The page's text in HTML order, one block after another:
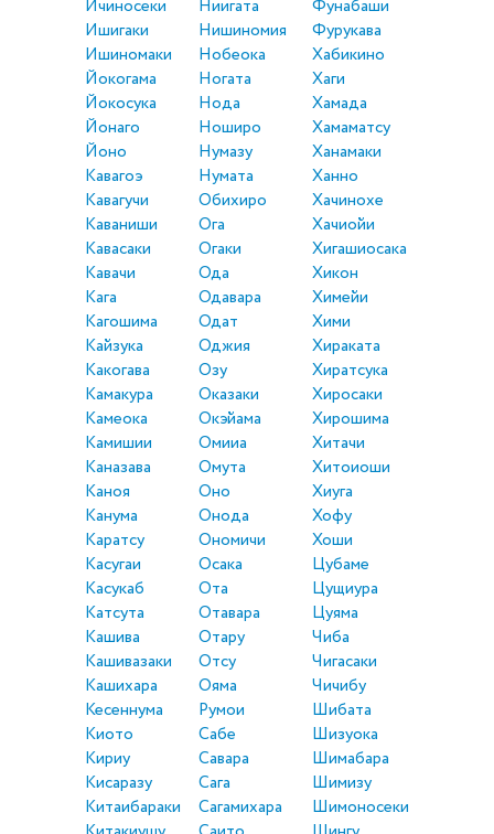
Ичиносеки
Ишигаки
Ишиномаки
Йокогама
Йокосука
Йонаго
Йоно
Кавагоэ
Кавагучи
Каваниши
Кавасаки
Кавачи
Кага
Кагошима
Кайзука
Какогава
Камакура
Камеока
Камишии
Каназава
Каноя
Канума
Каратсу
Касугаи
Касукаб
Катсута
Кашива
Кашивазаки
Кашихара
Кесеннума
Киото
Кириу
Кисаразу
Китаибараки
Ниигата
Нишиномия
Нобеока
Ногата
Нода
Ноширо
Нумазу
Нумата
Обихиро
Ога
Огаки
Ода
Одавара
Одат
Оджия
Озу
Оказаки
Окэйама
Омииа
Омута
Оно
Онода
Ономичи
Осака
Ота
Отавара
Отару
Отсу
Ояма
Румои
Сабе
Савара
Сага
Сагамихара
Фунабаши
Фурукава
Хабикино
Хаги
Хамада
Хамаматсу
Ханамаки
Ханно
Хачинохе
Хачиойи
Хигашиосака
Хикон
Химейи
Хими
Хираката
Хиратсука
Хиросаки
Хирошима
Хитачи
Хитоиоши
Хиуга
Хофу
Хоши
Цубаме
Цущиура
Цуяма
Чиба
Чигасаки
Чичибу
Шибата
Шизуока
Шимабара
Шимизу
Шимоносеки